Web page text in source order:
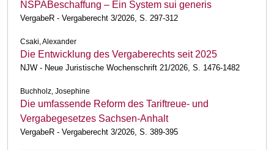
NSPABeschaffung – Ein System sui generis
VergabeR - Vergaberecht 3/2026, S. 297-312
Csaki, Alexander
Die Entwicklung des Vergaberechts seit 2025
NJW - Neue Juristische Wochenschrift 21/2026, S. 1476-1482
Buchholz, Josephine
Die umfassende Reform des Tariftreue- und
Vergabegesetzes Sachsen-Anhalt
VergabeR - Vergaberecht 3/2026, S. 389-395